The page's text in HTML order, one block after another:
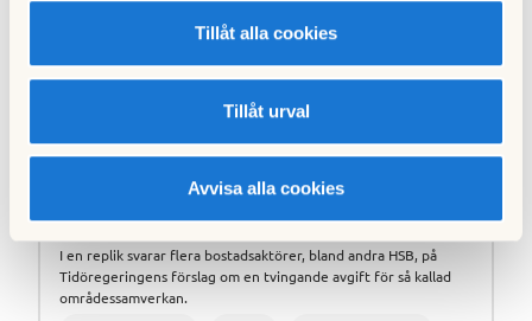
Tillåt alla cookies
Tillåt urval
Avvisa alla cookies
Debatt: Tvångsavgift skapar inte
I en replik svarar flera bostadsaktörer, bland andra HSB, på
Tidöregeringens förslag om en tvingande avgift för så kallad
områdessamverkan.